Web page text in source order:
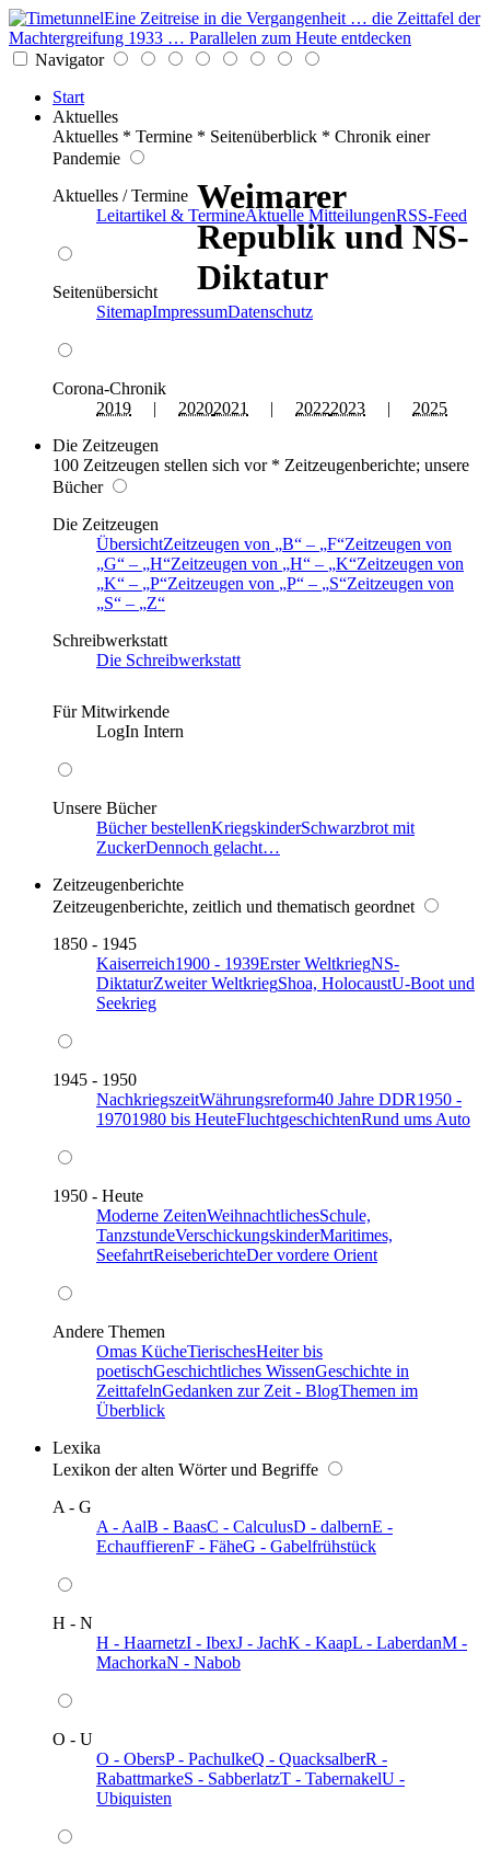
Eine Zeitreise in die Vergangenheit … die Zeittafel der
Machtergreifung 1933 … Parallelen zum Heute entdecken
Navigator
Start
Aktuelles
Aktuelles * Termine * Seitenüberblick * Chronik einer
Pandemie
Aktuelles / Termine
Leitartikel & TermineAktuelle MitteilungenRSS-Feed
Seitenübersicht
SitemapImpressumDatenschutz
Corona-Chronik
2019 | 20202021 | 20222023 | 2025
Die Zeitzeugen
100 Zeitzeugen stellen sich vor * Zeitzeugenberichte; unsere
Bücher
Die Zeitzeugen
ÜbersichtZeitzeugen von B – F Zeitzeugen von
G
– H Zeitzeugen von H – K Zeitzeugen von
K
– P Zeitzeugen von P – S Zeitzeugen von
S
–
Z
Schreibwerkstatt
Die Schreibwerkstatt
Für Mitwirkende
LogIn Intern
Unsere Bücher
Bücher bestellenKriegskinderSchwarzbrot mit
ZuckerDennoch gelacht…
Zeitzeugenberichte
Zeitzeugenberichte, zeitlich und thematisch geordnet
1850 - 1945
Kaiserreich1900 - 1939Erster WeltkriegNS-
DiktaturZweiter WeltkriegShoa, HolocaustU-Boot und
Seekrieg
1945 - 1950
NachkriegszeitWährungsreform40 Jahre DDR1950 -
19701980 bis HeuteFluchtgeschichtenRund ums Auto
1950 - Heute
Moderne ZeitenWeihnachtlichesSchule,
TanzstundeVerschickungskinderMaritimes,
SeefahrtReiseberichteDer vordere Orient
Andere Themen
Omas KücheTierischesHeiter bis
poetischGeschichtliches WissenGeschichte in
ZeittafelnGedanken zur Zeit - BlogThemen im
Überblick
Lexika
Lexikon der alten Wörter und Begriffe
A - G
A - AalB - BaasC - CalculusD - dalbernE -
EchauffierenF - FäheG - Gabelfrühstück
H - N
H - HaarnetzI - IbexJ - JachK - KaapL - LaberdanM -
MachorkaN - Nabob
O - U
O - ObersP - PachulkeQ - QuacksalberR -
RabattmarkeS - SabberlatzT - TabernakelU -
Ubiquisten
Weimarer
Republik und NS-
Diktatur